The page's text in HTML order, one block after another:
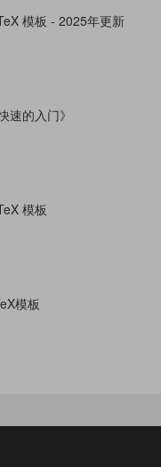
模板 - 2025年更新
速的入门》
模板
模板